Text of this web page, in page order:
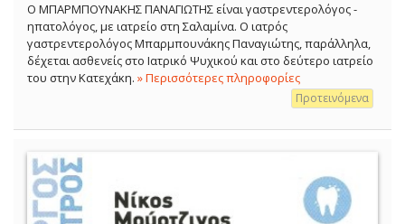
Ο ΜΠΑΡΜΠΟΥΝΑΚΗΣ ΠΑΝΑΓΙΩΤΗΣ είναι γαστρεντερολόγος -
ηπατολόγος, με ιατρείο στη Σαλαμίνα. Ο ιατρός
γαστρεντερολόγος Μπαρμπουνάκης Παναγιώτης, παράλληλα,
δέχεται ασθενείς στο Ιατρικό Ψυχικού και στο δεύτερο ιατρείο
του στην Κατεχάκη. » Περισσότερες πληροφορίες
Προτεινόμενα